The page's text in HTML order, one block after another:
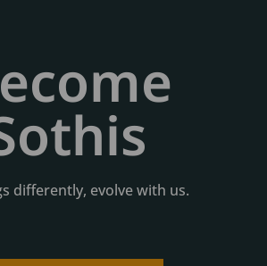
differently, evolve with us.